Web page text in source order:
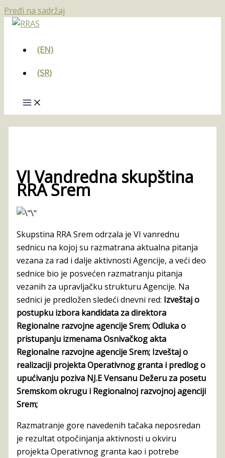
Pređi na sadržaj
(EN)
(SR)
VI Vandredna skupština
RRA Srem
Skupstina RRA Srem odrzala je VI vanrednu
sednicu na kojoj su razmatrana aktualna pitanja
vezana za rad i dalje aktivnosti Agencije, a veći deo
sednice bio je posvećen razmatranju pitanja
vezanih za upravljačku strukturu Agencije. Na
sednici je predložen sledeći dnevni red: Izveštaj o
postupku izbora kandidata za direktora
Regionalne razvojne agencije Srem; Odluka o
pristupanju izmenama Osnivačkog akta
Regionalne razvojne agencije Srem; Izveštaj o
realizaciji projekta Operativnog granta i predlog o
upućivanju poziva NJ.E Vensanu Dežeru za posetu
Sremskom okrugu i Regionalnoj razvojnoj agenciji
Srem;
Razmatranje gore navedenih tačaka neposredan
je rezultat otpočinjanja aktivnosti u okviru
projekta Operativnog granta kao i potrebe